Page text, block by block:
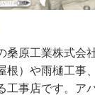
桑原工業株式会
根）や雨樋工事
工事店です。ア